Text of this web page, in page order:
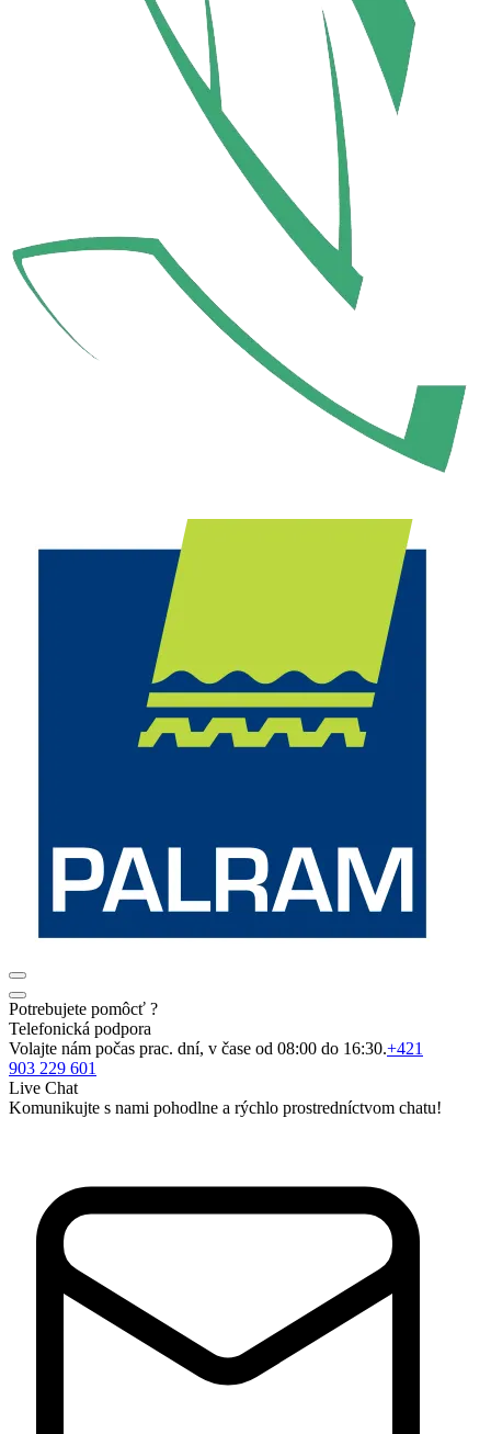
Potrebujete pomôcť ?
Telefonická podpora
Volajte nám počas prac. dní, v čase od 08:00 do 16:30.+421
903 229 601
Live Chat
Komunikujte s nami pohodlne a rýchlo prostredníctvom chatu!